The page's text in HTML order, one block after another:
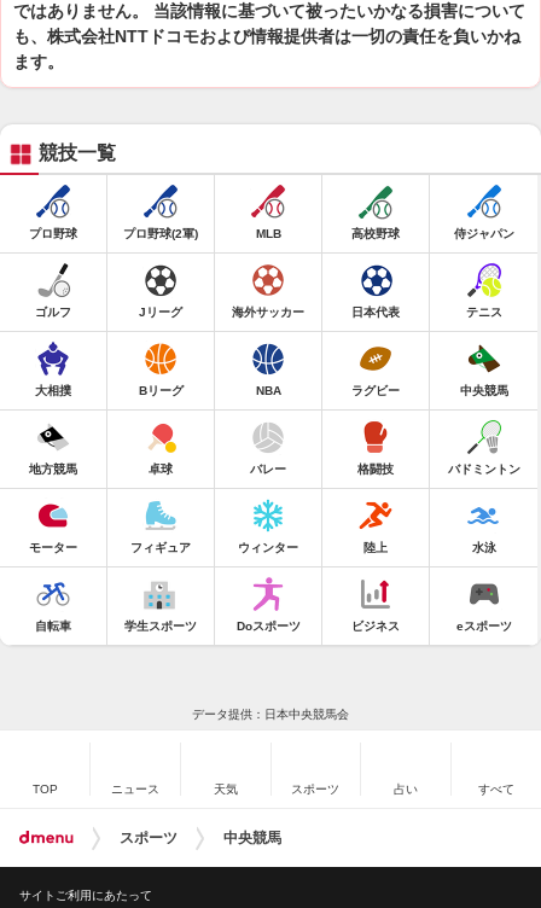
ではありません。 当該情報に基づいて被ったいかなる損害について
も、株式会社NTTドコモおよび情報提供者は一切の責任を負いかね
ます。
競技一覧
プロ野球 プロ野球(2軍) MLB 高校野球 侍ジャパン
ゴルフ Jリーグ 海外サッカー 日本代表 テニス
大相撲 Bリーグ NBA ラグビー 中央競馬
地方競馬 卓球 バレー 格闘技 バドミントン
モーター フィギュア ウィンター 陸上 水泳
自転車 学生スポーツ Doスポーツ ビジネス eスポーツ
データ提供：日本中央競馬会
TOP ニュース 天気 スポーツ 占い すべて
スポーツ 中央競馬
サイトご利用にあたって